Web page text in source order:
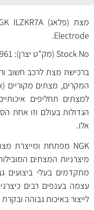
Electrode.
Stock No (מק"ט יצרן): 1961
ברכישת מצת לרכב חשוב
המקרים, מצתים מקוריים
למצתים תחליפים
הגדולות בעולם וזו אחת
אלו.
לייצור באיכות גבוהה